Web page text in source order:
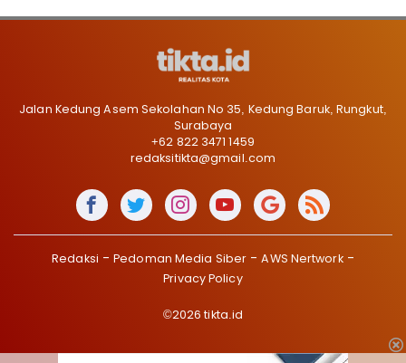
Jalan Kedung Asem Sekolahan No 35, Kedung Baruk, Rungkut,
Surabaya
+62 822 3471 1459
redaksitikta@gmail.com
Redaksi Pedoman Media Siber
AWS Nertwork
Privacy Policy
©2026 tikta.id